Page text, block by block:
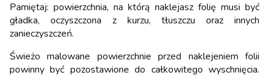
Pamiętaj: powierzchnia, na którą naklejasz folię musi być
gładka, oczyszczona z kurzu, tłuszczu oraz innych
zanieczyszczeń.
Świeżo malowane powierzchnie przed naklejeniem folii
powinny być pozostawione do całkowitego wyschnięcia.